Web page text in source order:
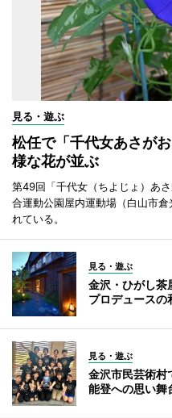
見る・遊ぶ
松任で「千代女あさが
様な花が並ぶ
第49回「千代女（ちよじょ）あ
合運動公園屋内運動場（白山市
れている。
見る・遊ぶ
金沢・ひがし
プロデュースの
見る・遊ぶ
金沢市民芸術
能登への思い舞